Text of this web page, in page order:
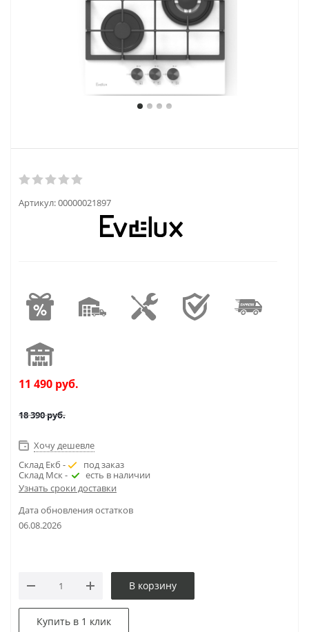
Артикул:00000021897
11 490 руб.
18 390руб.
Хочу дешевле
Склад Екб -
под заказ
Склад Мск -
есть в наличии
Узнать сроки доставки
Дата обновления остатков
06.08.2026
В корзину
Купить в 1 клик